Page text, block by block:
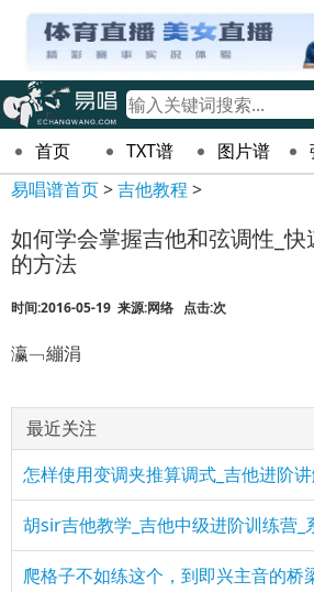
首页 TXT谱 图片谱
易唱谱首页>吉他教程 >
如何学会掌握吉他和弦调性_
的方法
时间:2016-05-19 来源:网络 点击:次
瀛﹁繃涓
最近关注
怎样使用变调夹推算调式_吉他进阶
胡sir吉他教学_吉他中级进阶训练营_
爬格子不如练这个，到即兴主音的桥